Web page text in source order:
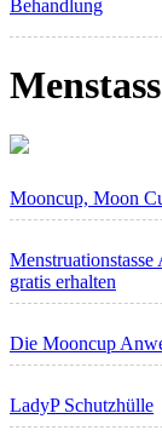
Behandlung
Mooncup, Moon
gratis erhalten
Die Mooncup
LadyP Schutzhülle